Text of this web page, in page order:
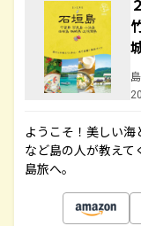
ようこそ！美しい
など島の人が教えて
島旅へ。